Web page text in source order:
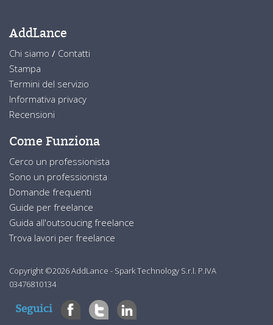
AddLance
Chi siamo / Contatti
Stampa
Termini del servizio
Informativa privacy
Recensioni
Come Funziona
Cerco un professionista
Sono un professionista
Domande frequenti
Guide per freelance
Guida all'outsoucing freelance
Trova lavori per freelance
Copyright ©2026 AddLance - Spark Technology S.r.l. P.IVA
03476810134
Seguici